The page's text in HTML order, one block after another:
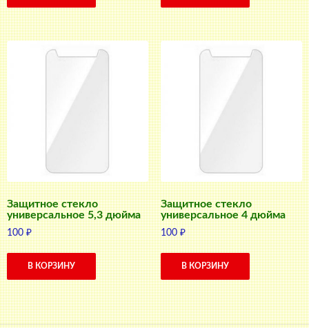
Защитное стекло
универсальное 5,3 дюйма
100₽
В КОРЗИНУ
Защитное стекло
универсальное 4 дюйма
100₽
В КОРЗИНУ